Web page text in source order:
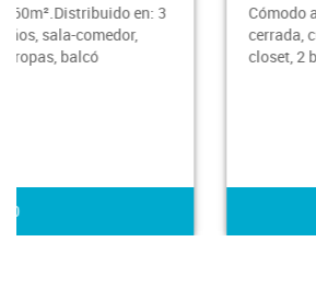
Cómodo apartamento ubicado en
cerrada, cuenta con un área de
closet, 2 baños, sala comedor, cocina